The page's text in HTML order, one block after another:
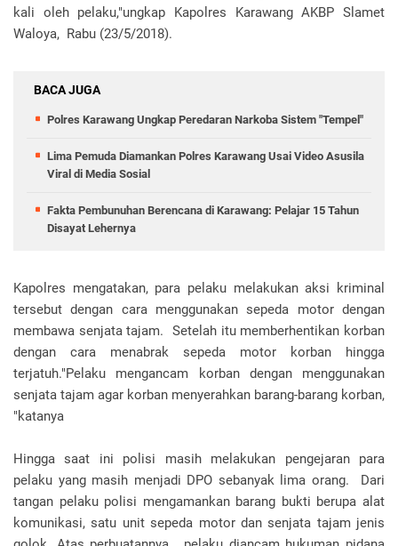
kali oleh pelaku,"ungkap Kapolres Karawang AKBP Slamet
Waloya, Rabu (23/5/2018).
BACA JUGA
Polres Karawang Ungkap Peredaran Narkoba Sistem "Tempel"
Lima Pemuda Diamankan Polres Karawang Usai Video Asusila
Viral di Media Sosial
Fakta Pembunuhan Berencana di Karawang: Pelajar 15 Tahun
Disayat Lehernya
Kapolres mengatakan, para pelaku melakukan aksi kriminal
tersebut dengan cara menggunakan sepeda motor dengan
membawa senjata tajam. Setelah itu memberhentikan korban
dengan cara menabrak sepeda motor korban hingga
terjatuh."Pelaku mengancam korban dengan menggunakan
senjata tajam agar korban menyerahkan barang-barang korban,
"katanya
Hingga saat ini polisi masih melakukan pengejaran para
pelaku yang masih menjadi DPO sebanyak lima orang. Dari
tangan pelaku polisi mengamankan barang bukti berupa alat
komunikasi, satu unit sepeda motor dan senjata tajam jenis